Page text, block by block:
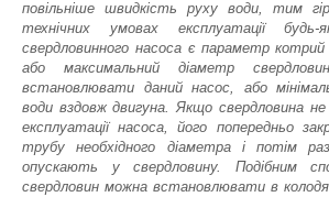
повільніше швидкість руху води, тим
технічних умовах експлуатації
свердловинного насоса є параметр
або максимальний діаметр
встановлювати даний насос, або
води вздовж двигуна. Якщо свердловина
експлуатації насоса, його попередньо
трубу необхідного діаметра і потім
опускають у свердловину. Подібним
свердловин можна встановлювати в